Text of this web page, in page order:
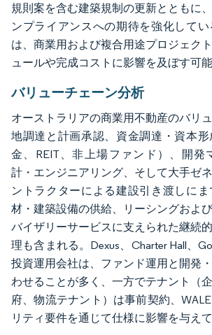
規則案を含む建築規制の更新とともに
ンプライアンスへの期待を強化して
は、商業用および複合用途プロジェク
ュールや完成コストに影響を及ぼす可能
バリューチェーン分析
オーストラリアの商業用不動産のバリ
地調達と計画承認、資金調達・資本
金、REIT、非上場ファンド）、開発
計・エンジニアリング、そして大手ゼ
ントラクターによる建設引き渡しに
材・建築設備の供給、リーシングおよ
バイザリーサービスに支えられた継続
理も含まれる。Dexus、Charter Hall、
投資運用会社は、ファンド運用と開発
わせることが多く、一方でテナント（
府、物流テナント）は事前契約、
リティ要件を通じて仕様に影響を与えて